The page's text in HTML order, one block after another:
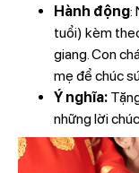
Hành động:
tuổi) kèm
giang. Con
mẹ để chúc
Ý nghĩa:
những lời